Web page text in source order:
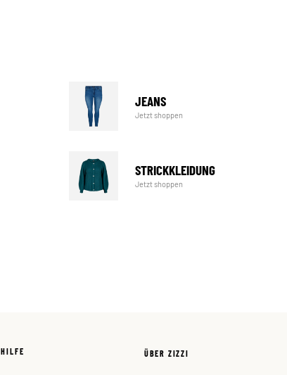
JEANS
Jetzt shoppen
STRICKKLEIDUNG
Jetzt shoppen
HILFE ÜBER ZIZZI